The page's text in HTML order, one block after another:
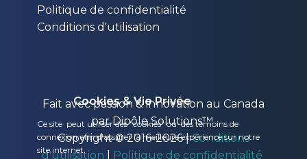
Politique de confidentialité
Conditions d'utilisation
Fait avec passion & innovation au Canada
par Dipôle Solutions™
Copyright © 2016-2026 |Conditions
d'utilisation
Politique de confidentialité
Cookies & Vie Privée
Ce site peut utiliser des "cookies" ou des témoins de
connexion afin d'assurer la meilleure expérience sur notre
site internet.